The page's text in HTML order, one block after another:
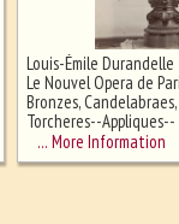
Louis-Émile Durandelle
Le Nouvel Opera de
Bronzes,
Torcheres--Appliques--
Lampadaires
… More Information